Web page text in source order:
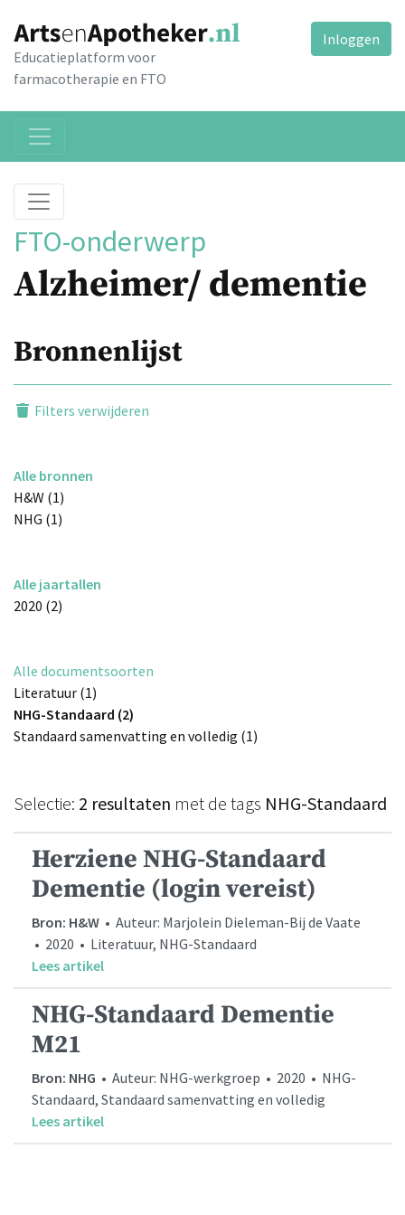
Educatieplatform voor
farmacotherapie en FTO
Inloggen
FTO-onderwerp
Alzheimer/ dementie
Bronnenlijst
Filters verwijderen
Alle bronnen
H&W (1)
NHG (1)
Alle jaartallen
2020 (2)
Alle documentsoorten
Literatuur (1)
NHG-Standaard (2)
Standaard samenvatting en volledig (1)
Selectie: 2 resultaten met de tags NHG-Standaard
Herziene NHG-Standaard
Dementie (login vereist)
Bron: H&W • Auteur: Marjolein Dieleman-Bij de Vaate
• 2020 • Literatuur, NHG-Standaard
Lees artikel
NHG-Standaard Dementie
M21
Bron: NHG • Auteur: NHG-werkgroep • 2020 • NHG-
Standaard, Standaard samenvatting en volledig
Lees artikel